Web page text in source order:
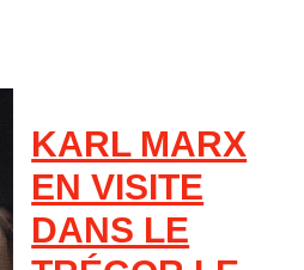
KARL MARX
EN VISITE
DANS LE